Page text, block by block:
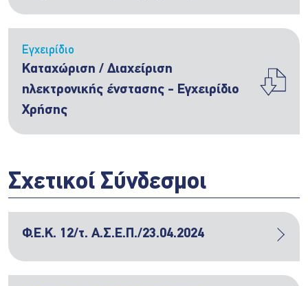
Εγχειρίδιο
Καταχώριση / Διαχείριση
ηλεκτρονικής ένστασης - Εγχειρίδιο
Χρήσης
Σχετικοί Σύνδεσμοι
Φ.Ε.Κ. 12/τ. Α.Σ.Ε.Π./23.04.2024